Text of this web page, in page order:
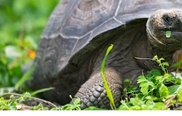
Norge
USA
Tyskland
Sveits
Frankrike